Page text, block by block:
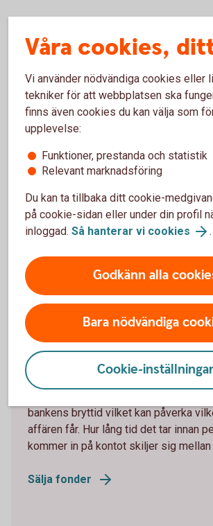
Så lång tid tar det när
och säljer fonder
Köpa fonder
Om du köper en fond från Swedbank
fondens bryttid får du oftast den
Observera att fonder kan ha andra
bankens bryttid vilket kan påverka
affären får. Kom igång med vår guide
Sälja fonder
Om du säljer en fond från Swedbank
fondens bryttid får du oftast den
bankens bryttid vilket kan påverka
affären får. Hur lång tid det tar innan
kommer in på kontot skiljer sig
Sälja fonder
Våra cookies,
Vi använder nödvändiga cookies eller
tekniker för att webbplatsen ska
finns även cookies du kan välja som
upplevelse:
Funktioner, prestanda och statistik
Relevant marknadsföring
Du kan ta tillbaka ditt cookie-
på cookie-sidan eller under din profil
inloggad. Så hanterar vi cookies .
Godkänn alla
Bara nödvändiga
Cookie-